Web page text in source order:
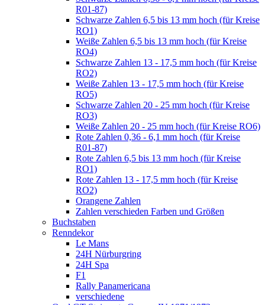
R01-87)
Schwarze Zahlen 6,5 bis 13 mm hoch (für Kreise
RO1)
Weiße Zahlen 6,5 bis 13 mm hoch (für Kreise
RO4)
Schwarze Zahlen 13 - 17,5 mm hoch (für Kreise
RO2)
Weiße Zahlen 13 - 17,5 mm hoch (für Kreise
RO5)
Schwarze Zahlen 20 - 25 mm hoch (für Kreise
RO3)
Weiße Zahlen 20 - 25 mm hoch (für Kreise RO6)
Rote Zahlen 0,36 - 6,1 mm hoch (für Kreise
R01-87)
Rote Zahlen 6,5 bis 13 mm hoch (für Kreise
RO1)
Rote Zahlen 13 - 17,5 mm hoch (für Kreise
RO2)
Orangene Zahlen
Zahlen verschieden Farben und Größen
Buchstaben
Renndekor
Le Mans
24H Nürburgring
24H Spa
F1
Rally Panamericana
verschiedene